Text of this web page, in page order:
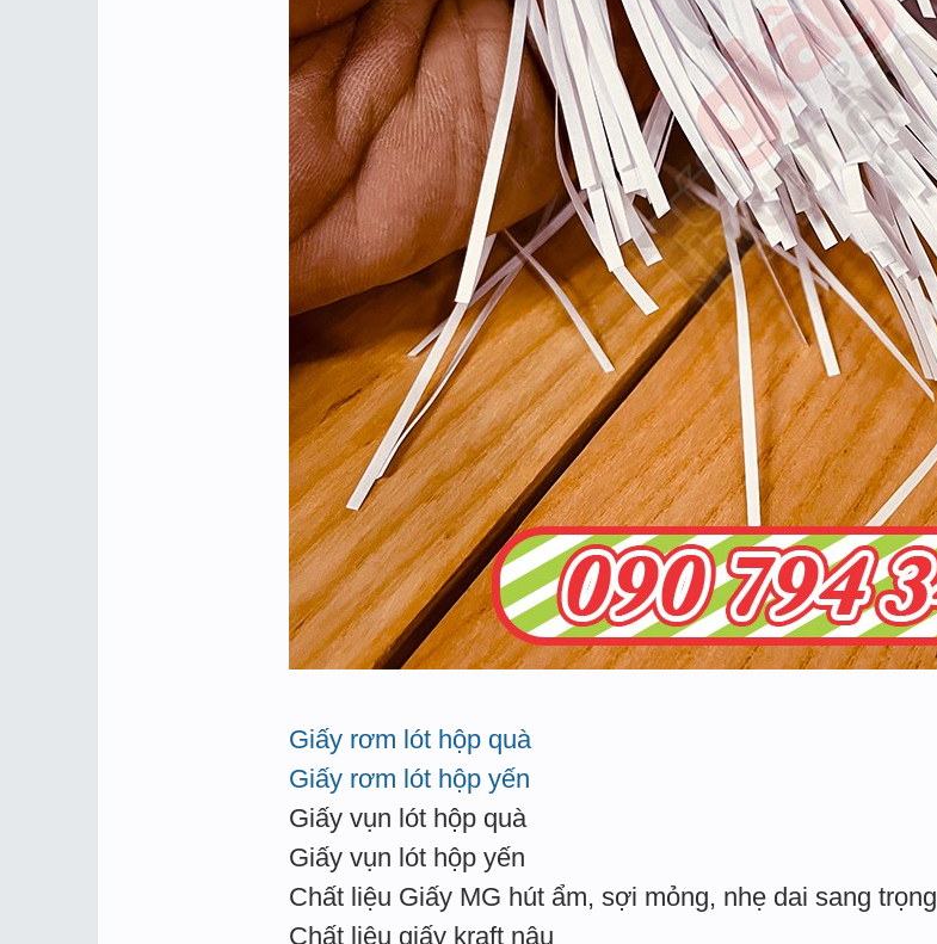
Giấy rơm lót hộp quà
Giấy rơm lót hộp yến
Giấy vụn lót hộp quà
Giấy vụn lót hộp yến
Chất liệu Giấy MG hút ẩm, sợi mỏng, nhẹ dai sang trọng
Chất liệu giấy kraft nâu